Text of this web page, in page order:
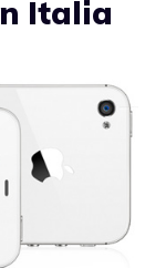
Italia